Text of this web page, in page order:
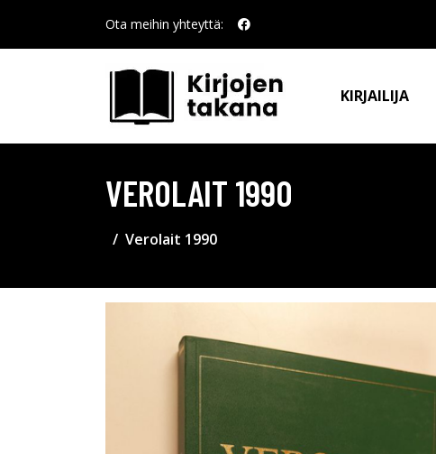
Ota meihin yhteyttä:
KIRJAILIJA
VEROLAIT 1990
Verolait 1990